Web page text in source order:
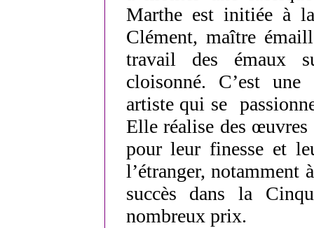
Marthe est initiée à
Clément, maître
travail des émaux
cloisonné. C’est une
artiste qui se
Elle réalise des œuvres
pour leur finesse et
l’étranger, notamment
succès dans la
nombreux prix.